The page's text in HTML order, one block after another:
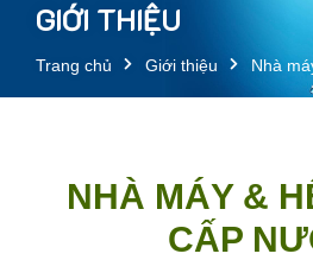
GIỚI THIỆU
Trang chủ Giới thiệu Nhà
NHÀ MÁY &
CẤP